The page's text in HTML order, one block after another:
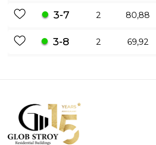
3-7 2 80,88
3-8 2 69,92